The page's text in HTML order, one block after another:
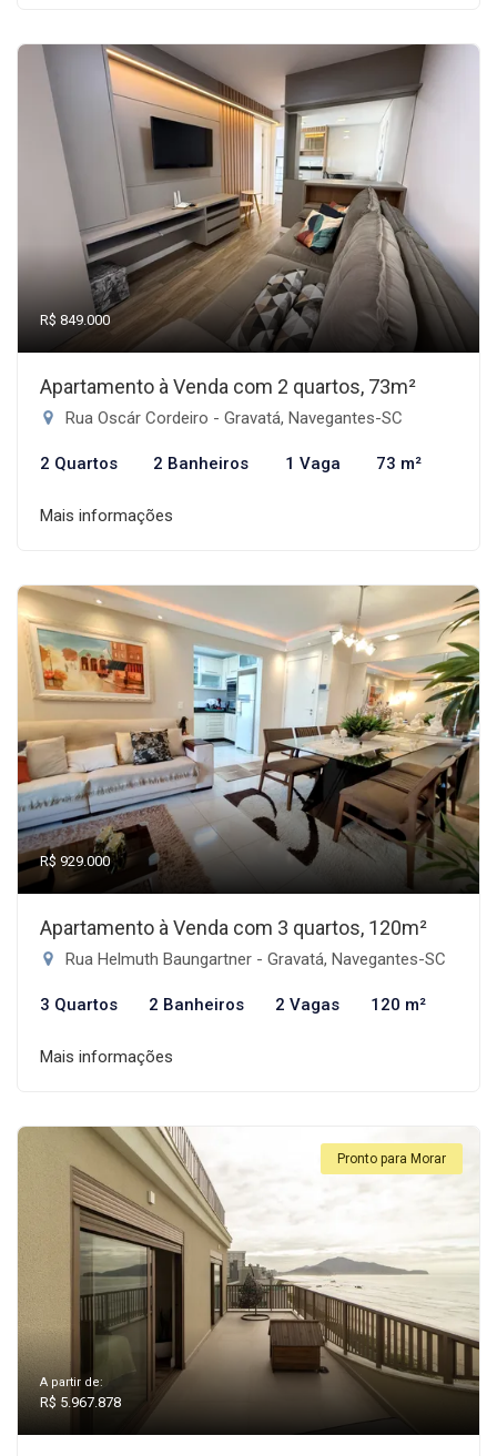
R$ 849.000
Apartamento à Venda com 2 quartos, 73m²
Rua Oscár Cordeiro - Gravatá, Navegantes-SC
2 Quartos 2 Banheiros 1 Vaga 73 m²
Mais informações
R$ 929.000
Apartamento à Venda com 3 quartos, 120m²
Rua Helmuth Baungartner - Gravatá, Navegantes-SC
3 Quartos 2 Banheiros 2 Vagas 120 m²
Mais informações
Pronto para Morar
A partir de:
R$ 5.967.878